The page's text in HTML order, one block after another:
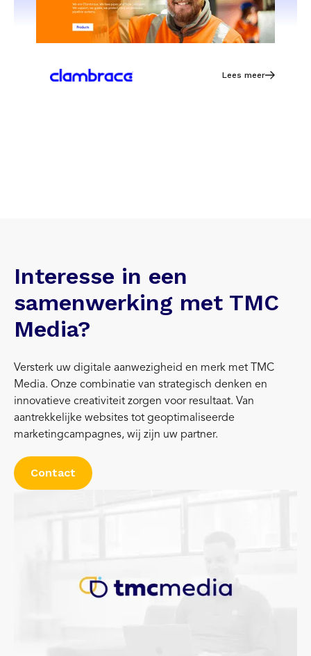
Lees meer
Interesse in een
samenwerking met TMC
Media?
Versterk uw digitale aanwezigheid en merk met TMC
Media. Onze combinatie van strategisch denken en
innovatieve creativiteit zorgen voor resultaat. Van
aantrekkelijke websites tot geoptimaliseerde
marketingcampagnes, wij zijn uw partner.
Contact